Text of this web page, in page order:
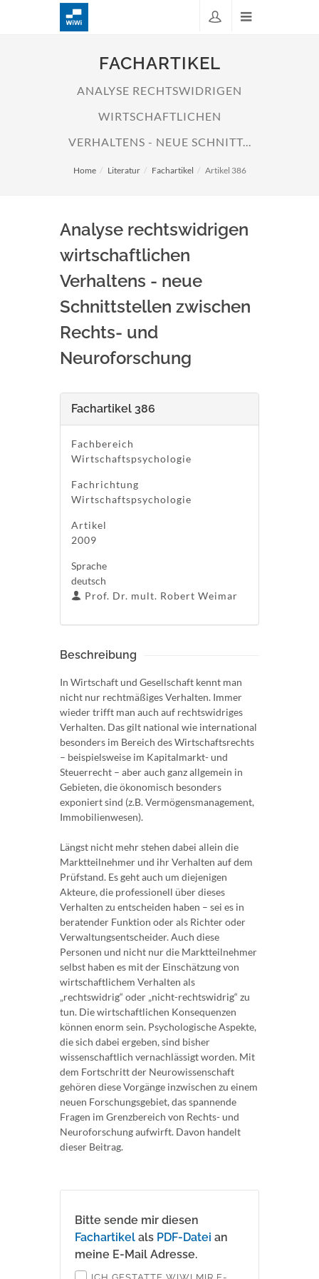
FACHARTIKEL
ANALYSE RECHTSWIDRIGEN
WIRTSCHAFTLICHEN
VERHALTENS - NEUE SCHNITT...
Home Literatur Fachartikel Artikel 386
Analyse rechtswidrigen
wirtschaftlichen
Verhaltens - neue
Schnittstellen zwischen
Rechts- und
Neuroforschung
Fachartikel 386
Fachbereich
Wirtschaftspsychologie
Fachrichtung
Wirtschaftspsychologie
Artikel
2009
Sprache
deutsch
Prof. Dr. mult. Robert Weimar
Beschreibung
In Wirtschaft und Gesellschaft kennt man
nicht nur rechtmäßiges Verhalten. Immer
wieder trifft man auch auf rechtswidriges
Verhalten. Das gilt national wie international
besonders im Bereich des Wirtschaftsrechts
– beispielsweise im Kapitalmarkt- und
Steuerrecht – aber auch ganz allgemein in
Gebieten, die ökonomisch besonders
exponiert sind (z.B. Vermögensmanagement,
Immobilienwesen).
Längst nicht mehr stehen dabei allein die
Marktteilnehmer und ihr Verhalten auf dem
Prüfstand. Es geht auch um diejenigen
Akteure, die professionell über dieses
Verhalten zu entscheiden haben – sei es in
beratender Funktion oder als Richter oder
Verwaltungsentscheider. Auch diese
Personen und nicht nur die Marktteilnehmer
selbst haben es mit der Einschätzung von
wirtschaftlichem Verhalten als
„rechtswidrig“ oder „nicht-rechtswidrig“ zu
tun. Die wirtschaftlichen Konsequenzen
können enorm sein. Psychologische Aspekte,
die sich dabei ergeben, sind bisher
wissenschaftlich vernachlässigt worden. Mit
dem Fortschritt der Neurowissenschaft
gehören diese Vorgänge inzwischen zu einem
neuen Forschungsgebiet, das spannende
Fragen im Grenzbereich von Rechts- und
Neuroforschung aufwirft. Davon handelt
dieser Beitrag.
Bitte sende mir diesen
Fachartikel als PDF-Datei an
meine E-Mail Adresse.